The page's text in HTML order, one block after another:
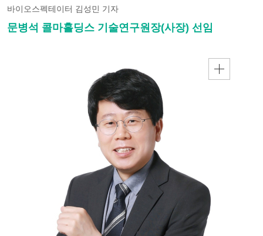
바이오스펙테이터 김성민 기자
문병석 콜마홀딩스 기술연구원장(사장) 선임